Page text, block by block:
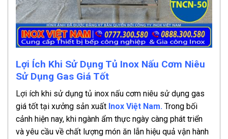
Lợi Ích Khi Sử Dụng Tủ Inox Nấu Cơm Niêu
Sử Dụng Gas Giá Tốt
Lợi ích khi sử dụng tủ inox nấu cơm niêu sử dụng gas
giá tốt tại xưởng sản xuất Inox Việt Nam. Trong bối
cảnh hiện nay, khi ngành ẩm thực ngày càng phát triển
và yêu cầu về chất lượng món ăn lẫn hiệu quả vận hành